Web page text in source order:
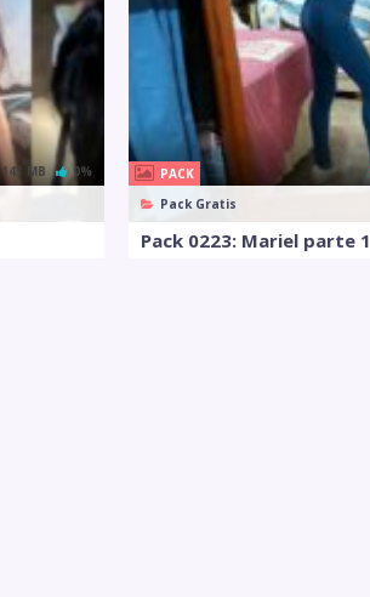
143 MB 0%
PACK
Pack Gratis
Pack 0223: Mariel parte 1